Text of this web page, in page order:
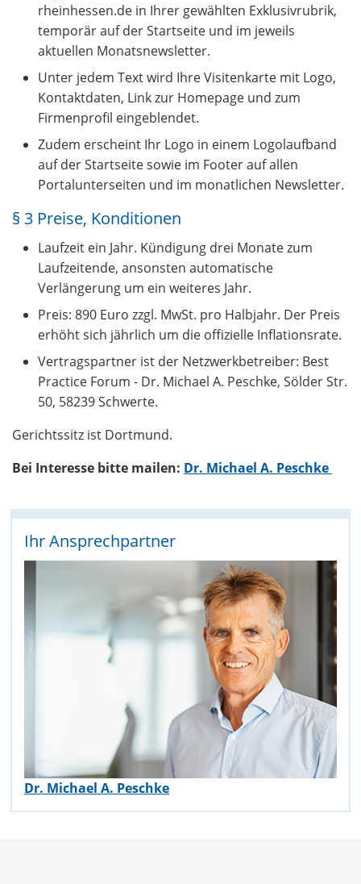
rheinhessen.de in Ihrer gewählten Exklusivrubrik,
temporär auf der Startseite und im jeweils
aktuellen Monatsnewsletter.
Unter jedem Text wird Ihre Visitenkarte mit Logo,
Kontaktdaten, Link zur Homepage und zum
Firmenprofil eingeblendet.
Zudem erscheint Ihr Logo in einem Logolaufband
auf der Startseite sowie im Footer auf allen
Portalunterseiten und im monatlichen Newsletter.
§ 3 Preise, Konditionen
Laufzeit ein Jahr. Kündigung drei Monate zum
Laufzeitende, ansonsten automatische
Verlängerung um ein weiteres Jahr.
Preis: 890 Euro zzgl. MwSt. pro Halbjahr. Der Preis
erhöht sich jährlich um die offizielle Inflationsrate.
Vertragspartner ist der Netzwerkbetreiber: Best
Practice Forum - Dr. Michael A. Peschke, Sölder Str.
50, 58239 Schwerte.
Gerichtssitz ist Dortmund.
Bei Interesse bitte mailen: Dr. Michael A. Peschke
Ihr Ansprechpartner
Dr. Michael A. Peschke